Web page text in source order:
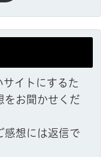
イトにするた
をお聞かせくだ
感想には返信で